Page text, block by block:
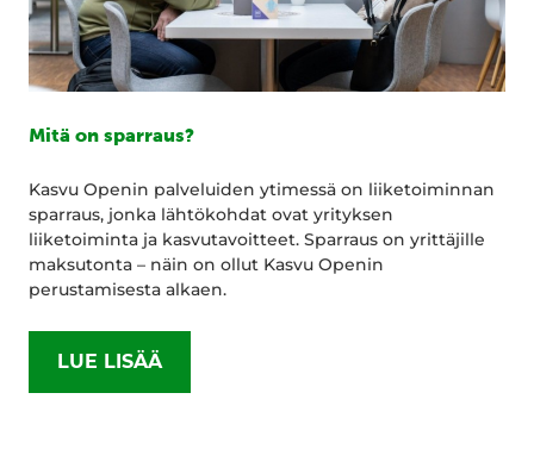
Mitä on sparraus?
Kasvu Openin palveluiden ytimessä on liiketoiminnan
sparraus, jonka lähtökohdat ovat yrityksen
liiketoiminta ja kasvutavoitteet. Sparraus on yrittäjille
maksutonta – näin on ollut Kasvu Openin
perustamisesta alkaen.
LUE LISÄÄ